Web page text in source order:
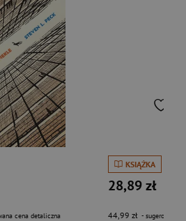
cena detaliczna
KSIĄŻKA
28,89 zł
44,99 zł - sugerowana